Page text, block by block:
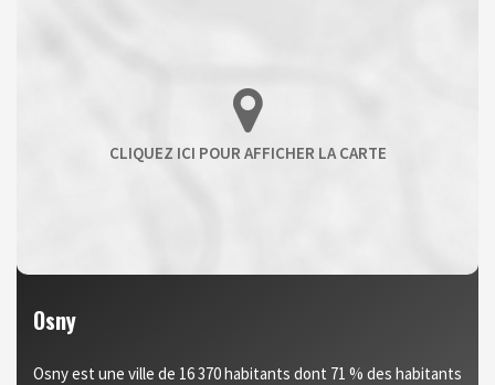
Osny
Osny est une ville de 16 370 habitants dont 71 % des habitants